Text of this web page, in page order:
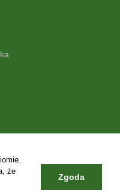
Rights Reserved | REGON:
że
Zgoda